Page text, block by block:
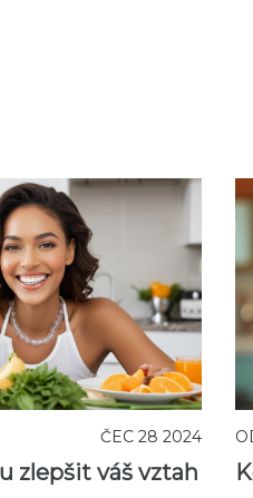
ČEC 28 2024
zlepšit váš vztah